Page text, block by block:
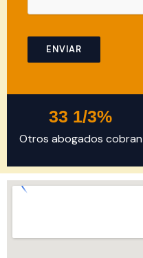
n
r
c
s
l
i
ENVIAR
Otros abogados cobran
33 1/3%